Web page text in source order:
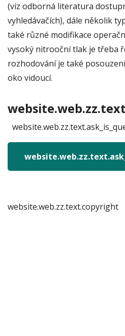
(viz odborná literatura
vyhledávačích), dále několik
také různé modifikace
vysoký nitrooční tlak je třeba
rozhodování je také
oko vidoucí.
website.web.zz.text.copyright